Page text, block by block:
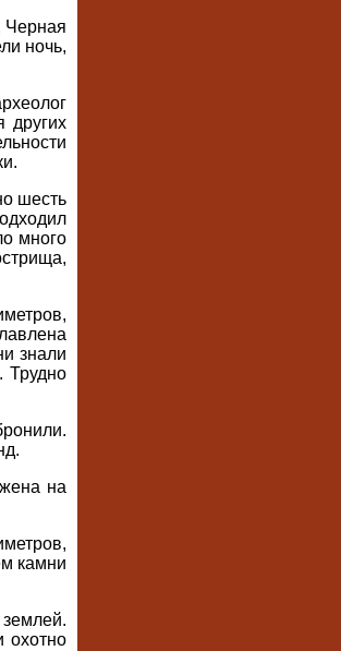
Черная
ночь,
других
шесть
много
знали
Трудно
на
камни
охотно